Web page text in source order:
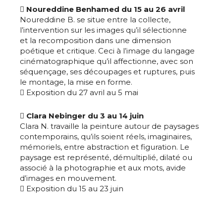
Adresse email*
Nom
Prénom
 Noureddine Benhamed du 15 au 26 avril
Noureddine B. se situe entre la collecte,
l’intervention sur les images qu’il sélectionne
et la recomposition dans une dimension
poétique et critique. Ceci à l’image du langage
cinématographique qu’il affectionne, avec son
séquençage, ses découpages et ruptures, puis
le montage, la mise en forme.
 Exposition du 27 avril au 5 mai
 Clara Nebinger du 3 au 14 juin
Clara N. travaille la peinture autour de paysages
contemporains, qu’ils soient réels, imaginaires,
mémoriels, entre abstraction et figuration. Le
paysage est représenté, démultiplié, dilaté ou
associé à la photographie et aux mots, avide
d’images en mouvement.
 Exposition du 15 au 23 juin